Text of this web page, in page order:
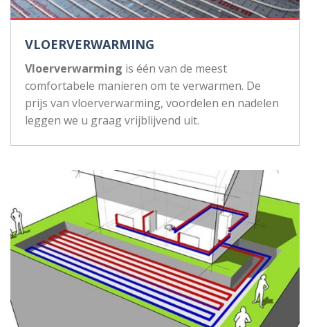
VLOERVERWARMING
Vloerverwarming is één van de meest
comfortabele manieren om te verwarmen. De
prijs van vloerverwarming, voordelen en nadelen
leggen we u graag vrijblijvend uit.